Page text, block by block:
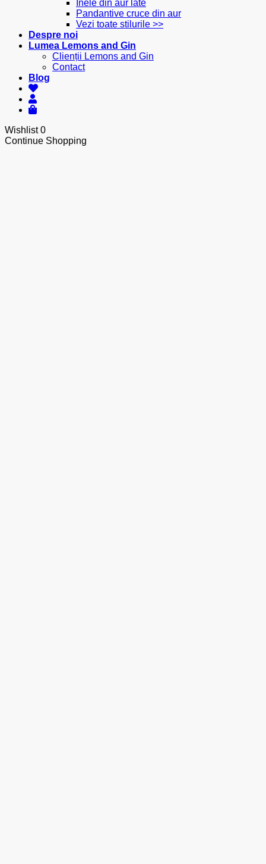
Inele din aur late
Pandantive cruce din aur
Vezi toate stilurile >>
Despre noi
Lumea Lemons and Gin
Clienții Lemons and Gin
Contact
Blog
Wishlist0
Continue Shopping